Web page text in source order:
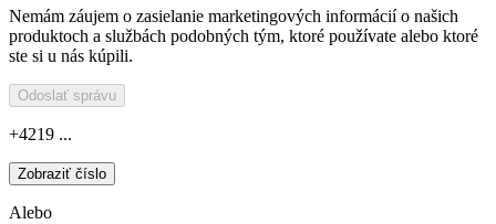
Nemám záujem o zasielanie marketingových informácií o našich
produktoch a službách podobných tým, ktoré používate alebo ktoré
ste si u nás kúpili.
Odoslať správu
+4219 ...
Zobraziť číslo
Alebo